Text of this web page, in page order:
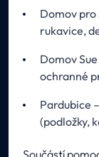
Domov pro
rukavice,
Domov
ochranné
Pardubice
(podložky,
Součástí